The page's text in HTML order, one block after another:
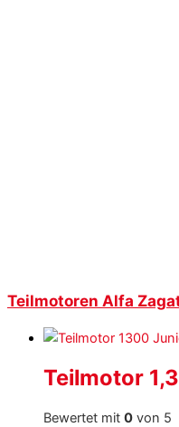
Teilmotoren Alfa
Teilmotor
Bewertet mit 0 von 5